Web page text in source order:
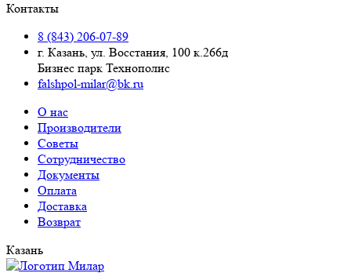
Контакты
8 (843) 206-07-89
г. Казань, ул. Восстания, 100 к.266д
Бизнес парк Технополис
falshpol-milar@bk.ru
О нас
Производители
Советы
Сотрудничество
Документы
Оплата
Доставка
Возврат
Казань